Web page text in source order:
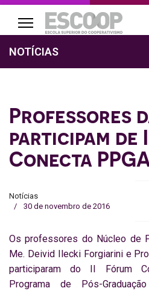
NOTÍCIAS
Professores
participam de
Conecta
Notícias
30 de novembro de 2016
Os professores do Núcleo de
Me. Deivid Ilecki Forgiarini e
participaram do II Fórum
Programa de Pós-